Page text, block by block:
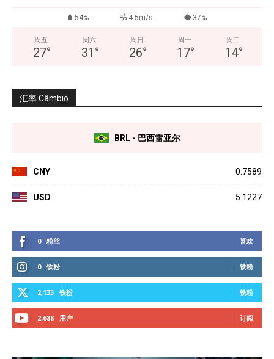
54% 4.5m/s 37%
周五
27°
周六
31 °
周日
26°
周一
17°
周二
14°
汇率 Câmbio
BRL - 巴西雷亚尔
CNY 0.7589
USD 5.1227
0 粉丝 喜欢
0 铁粉 铁粉
2,133 铁粉 铁粉
2,688 用户 订阅